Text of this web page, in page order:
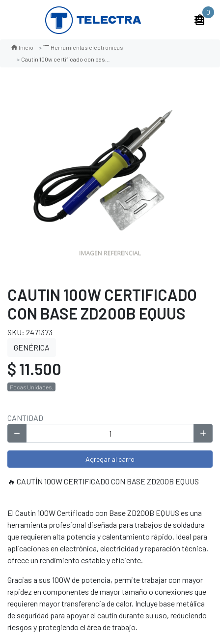
0
Inicio
Herramientas electronicas
Cautin 100w certificado con base zd200b equus
CAUTIN 100W CERTIFICADO
CON BASE ZD200B EQUUS
SKU: 2471373
GENÉRICA
$ 11.500
Pocas Unidades.
CANTIDAD
Agregar al carro
🔥 CAUTÍN 100W CERTIFICADO CON BASE ZD200B EQUUS
El Cautín 100W Certificado con Base ZD200B EQUUS es una
herramienta profesional diseñada para trabajos de soldadura
que requieren alta potencia y calentamiento rápido. Ideal para
aplicaciones en electrónica, electricidad y reparación técnica,
ofrece un rendimiento estable y eficiente.
Gracias a sus 100W de potencia, permite trabajar con mayor
rapidez en componentes de mayor tamaño o conexiones que
requieren mayor transferencia de calor. Incluye base metálica
de seguridad para apoyar el cautín durante su uso, reduciendo
riesgos y protegiendo el área de trabajo.